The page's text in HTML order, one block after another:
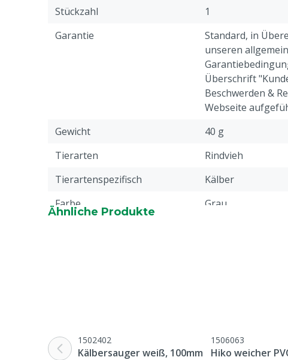
Stückzahl
1
Garantie
Standard, in
unseren
Überschrift
Beschwerden &
Webseite
Gewicht
40 g
Tierarten
Rindvieh
Tierartenspezifisch
Kälber
Farbe
Grau
Ähnliche Produkte
1502402
Kälbersauger weiß, 100mm
1506063
Hiko weicher